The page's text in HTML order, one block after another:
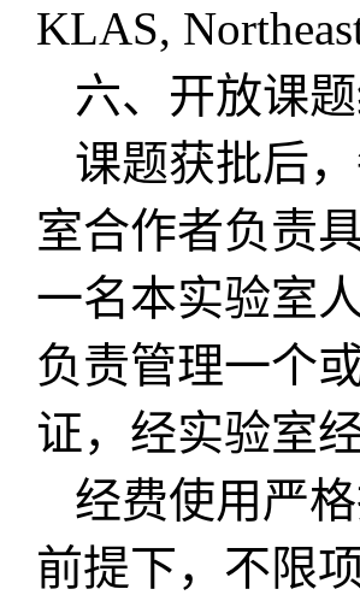
KLAS,
六、开放课
课题获批后
室合作者负责
一名本实验室
负责管理一个
证，经实验室
经费使用严
前提下，不限